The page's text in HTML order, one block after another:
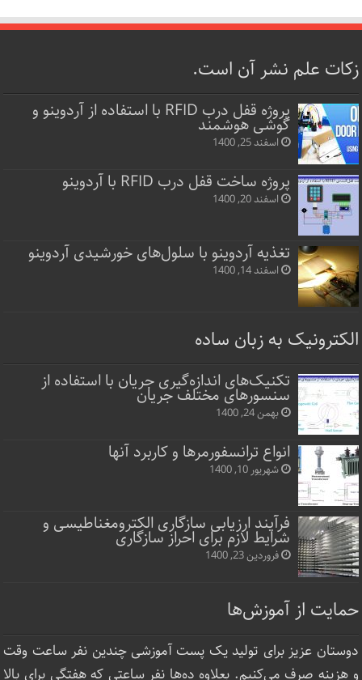
زکات علم نشر آن است.
پروژه قفل‌ درب RFID با استفاده از آردوینو و
گوشی هوشمند
اسفند 25, 1400
پروژه ساخت قفل‌ درب RFID با آردوینو
اسفند 20, 1400
تغذیه آردوینو با سلول‌های خورشیدی آردوینو
اسفند 14, 1400
الکترونیک به زبان ساده
تکنیک‌های اندازه‌گیری جریان با استفاده از
سنسورهای مختلف جریان
بهمن 24, 1400
انواع ترانسفورمرها و کاربرد آنها
شهریور 10, 1400
فرآیند ارزیابی سازگاری الکترومغناطیسی و
شرایط لازم برای احراز سازگاری
فروردین 23, 1400
حمایت از آموزش‌ها
دوستان عزیز برای تولید یک پست آموزشی چندین نفر ساعت‌ وقت
و هزینه صرف می‌کنیم. بعلاوه ده‌ها نفر ساعتی که هفتگی برای بالا